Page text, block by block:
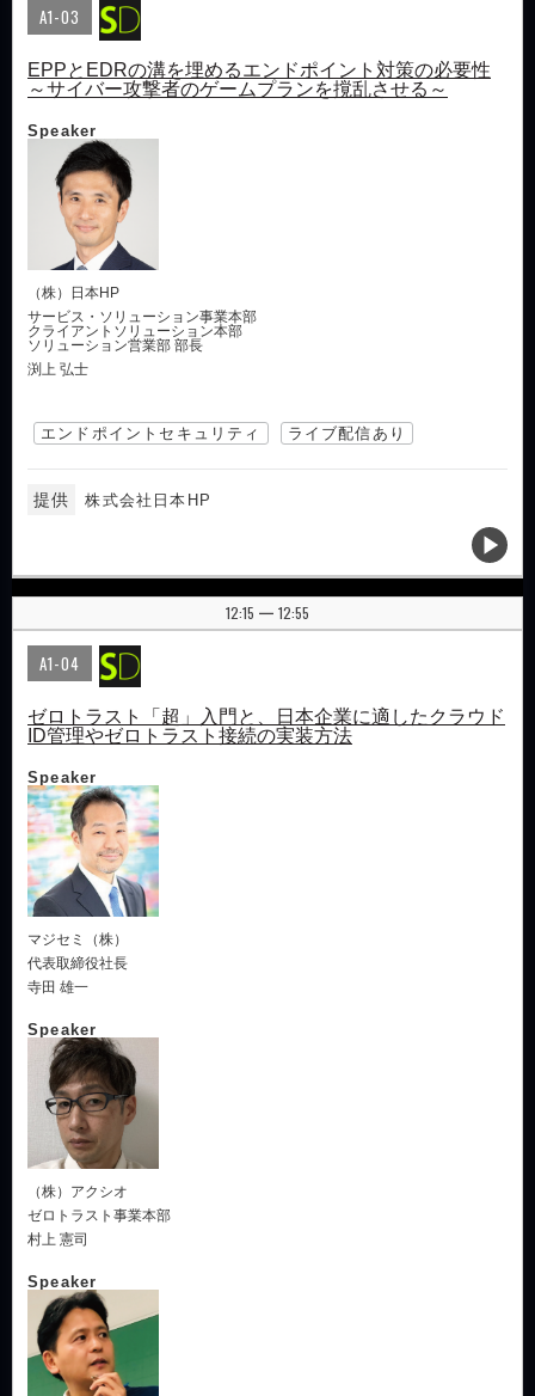
A1-03
EPPとEDRの溝を埋めるエンドポイント対策の必要性
～サイバー攻撃者のゲームプランを撹乱させる～
Speaker
（株）日本HP
サービス・ソリューション事業本部
クライアントソリューション本部
ソリューション営業部 部長
渕上 弘士
エンドポイントセキュリティ ライブ配信あり
提供 株式会社日本HP
12:15 | 12:55
A1-04
ゼロトラスト「超」入門と、日本企業に適したクラウド
ID管理やゼロトラスト接続の実装方法
Speaker
マジセミ（株）
代表取締役社長
寺田 雄一
Speaker
（株）アクシオ
ゼロトラスト事業本部
村上 憲司
Speaker